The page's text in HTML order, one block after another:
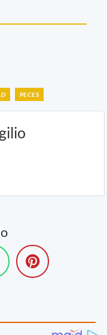
PECES